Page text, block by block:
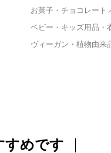
お菓子・チョコレート
ベビー・キッズ用品・
ヴィーガン・植物由来
すめです